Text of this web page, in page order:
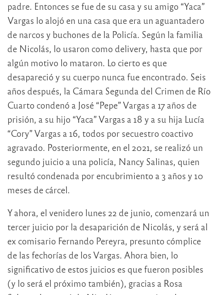
padre. Entonces se fue de su casa y su amigo “Yaca”
Vargas lo alojó en una casa que era un aguantadero
de narcos y buchones de la Policía. Según la familia
de Nicolás, lo usaron como delivery, hasta que por
algún motivo lo mataron. Lo cierto es que
desapareció y su cuerpo nunca fue encontrado. Seis
años después, la Cámara Segunda del Crimen de Río
Cuarto condenó a José “Pepe” Vargas a 17 años de
prisión, a su hijo “Yaca” Vargas a 18 y a su hija Lucía
“Cory” Vargas a 16, todos por secuestro coactivo
agravado. Posteriormente, en el 2021, se realizó un
segundo juicio a una policía, Nancy Salinas, quien
resultó condenada por encubrimiento a 3 años y 10
meses de cárcel.
Y ahora, el venidero lunes 22 de junio, comenzará un
tercer juicio por la desaparición de Nicolás, y será al
ex comisario Fernando Pereyra, presunto cómplice
de las fechorías de los Vargas. Ahora bien, lo
significativo de estos juicios es que fueron posibles
(y lo será el próximo también), gracias a Rosa